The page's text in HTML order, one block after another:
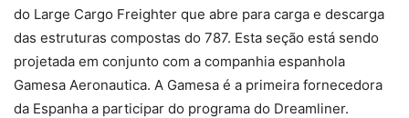
do Large Cargo Freighter que abre para carga e descarga
das estruturas compostas do 787. Esta seção está sendo
projetada em conjunto com a companhia espanhola
Gamesa Aeronautica. A Gamesa é a primeira fornecedora
da Espanha a participar do programa do Dreamliner.